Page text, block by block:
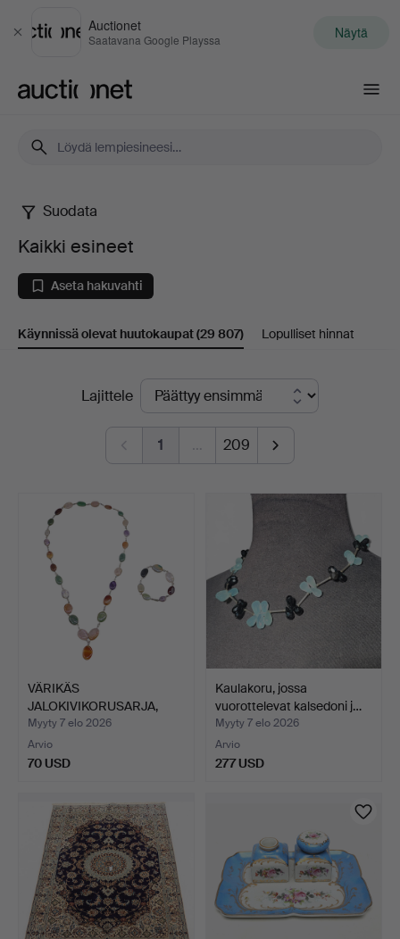
Sulje
Auctionet
Saatavana Google Playssa Näytä
Kaikki
esineet
Suodata
Kaikki esineet
Aseta hakuvahti
Käynnissä olevat huutokaupat(29 807) Lopulliset hinnat
Käynnissä
huutokaupat
Lajittele
1 … 209
VÄRIKÄS
JALOKIVIKORUSARJA,
KAULAKETJU JA R…
Myyty 7 elo 2026
Arvio
70 USD
Kaulakoru, jossa
vuorottelevat kalsedoni j…
Myyty 7 elo 2026
Arvio
277 USD